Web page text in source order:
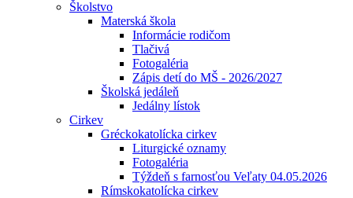
Školstvo
Materská škola
Informácie rodičom
Tlačivá
Fotogaléria
Zápis detí do MŠ - 2026/2027
Školská jedáleň
Jedálny lístok
Cirkev
Gréckokatolícka cirkev
Liturgické oznamy
Fotogaléria
Týždeň s farnosťou Veľaty 04.05.2026
Rímskokatolícka cirkev